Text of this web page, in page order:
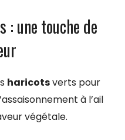
une touche de
haricotsverts pour
à l’ail
végétale.